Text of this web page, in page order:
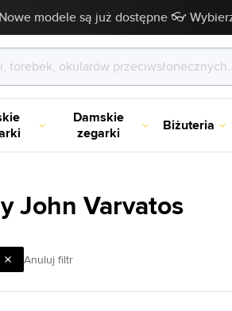
Nowe modele są już dostępne 👓
Damskie
zegarki
Biżuteria
John Varvatos
Anuluj filtr